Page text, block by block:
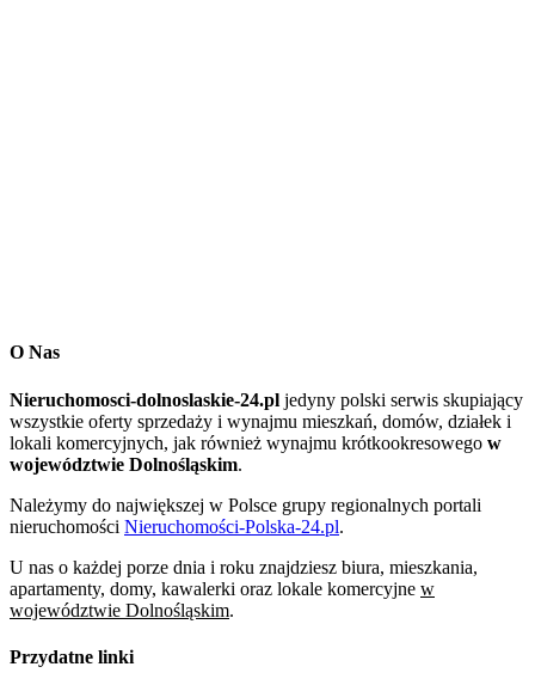
O Nas
Nieruchomosci-dolnoslaskie-24.pl jedyny polski serwis skupiający
wszystkie oferty sprzedaży i wynajmu mieszkań, domów, działek i
lokali komercyjnych, jak również wynajmu krótkookresowego w
województwie Dolnośląskim.
Należymy do największej w Polsce grupy regionalnych portali
nieruchomości Nieruchomości-Polska-24.pl.
U nas o każdej porze dnia i roku znajdziesz biura, mieszkania,
apartamenty, domy, kawalerki oraz lokale komercyjne w
województwie Dolnośląskim.
Przydatne linki